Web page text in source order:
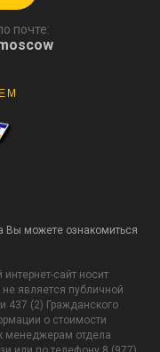
почте:
Вы можете ознакомиться
сайт носит
является публичной
437 (2) Гражданского
о стоимости
менеджерам отдела